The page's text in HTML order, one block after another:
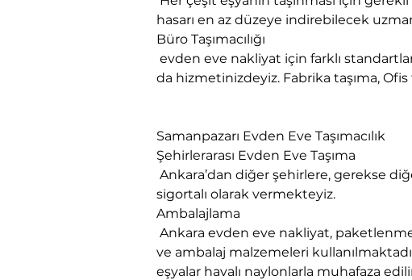
hasarı en az düzeye indirebilecek
Büro Taşımacılığı
da hizmetinizdeyiz. Fabrika taşıma, Ofis
Samanpazarı Evden Eve Taşımacılık
Şehirlerarası Evden Eve Taşıma
sigortalı olarak vermekteyiz.
Ambalajlama
ve ambalaj malzemeleri
eşyalar havalı naylonlarla muhafaza